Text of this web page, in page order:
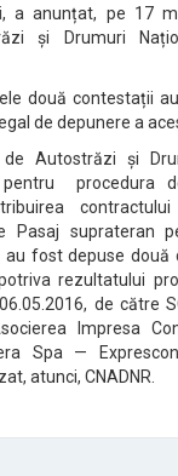
a anunțat, pe 17
și Drumuri
două contestații
de depunere a
de Autostrăzi și
procedura
Pasaj suprateran
fost depuse două
rezultatului
de către
Impresa
Spa —
atunci, CNADNR.